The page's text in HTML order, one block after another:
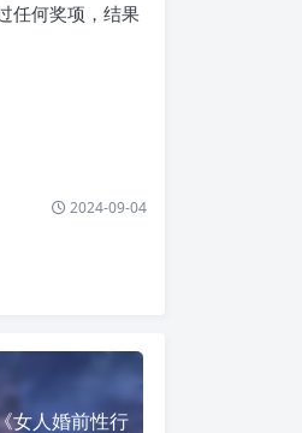
任何奖项，结果
2024-09-04
女人婚前性行